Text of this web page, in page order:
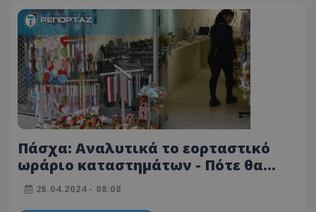
Πάσχα: Αναλυτικά το εορταστικό
ωράριο καταστημάτων - Πότε θα
είναι ανοιχτά και πότε κλειστά
28.04.2024 - 08:08